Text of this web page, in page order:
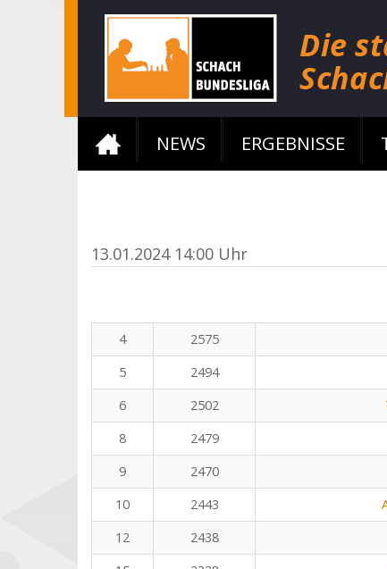
NEWS ERGEBNISSE
13.01.2024 14:00 Uhr
4 2575
5
2494
6
2502
8
2479
9
2470
10
2443
12
2438